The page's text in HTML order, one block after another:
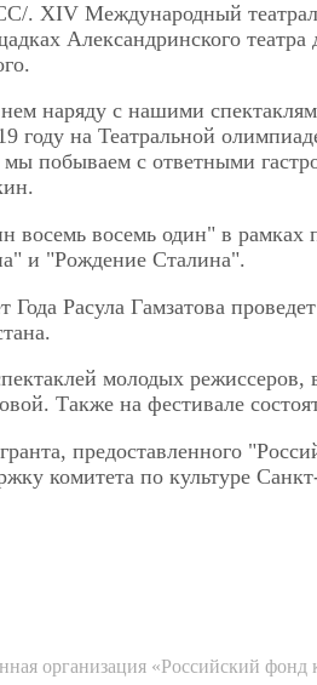
Международный
Александринского
наряду с нашими
году на Театральной
побываем с ответными
восемь восемь один" в
и "Рождение Сталина".
Расула Гамзатова
молодых
Также на фестивале
предоставленного
комитета по культуре
организация «Российский фонд